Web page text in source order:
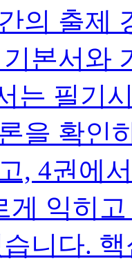
의 출제
본서와
는 필기
을 확인
, 4권에
게 익히
니다. 핵